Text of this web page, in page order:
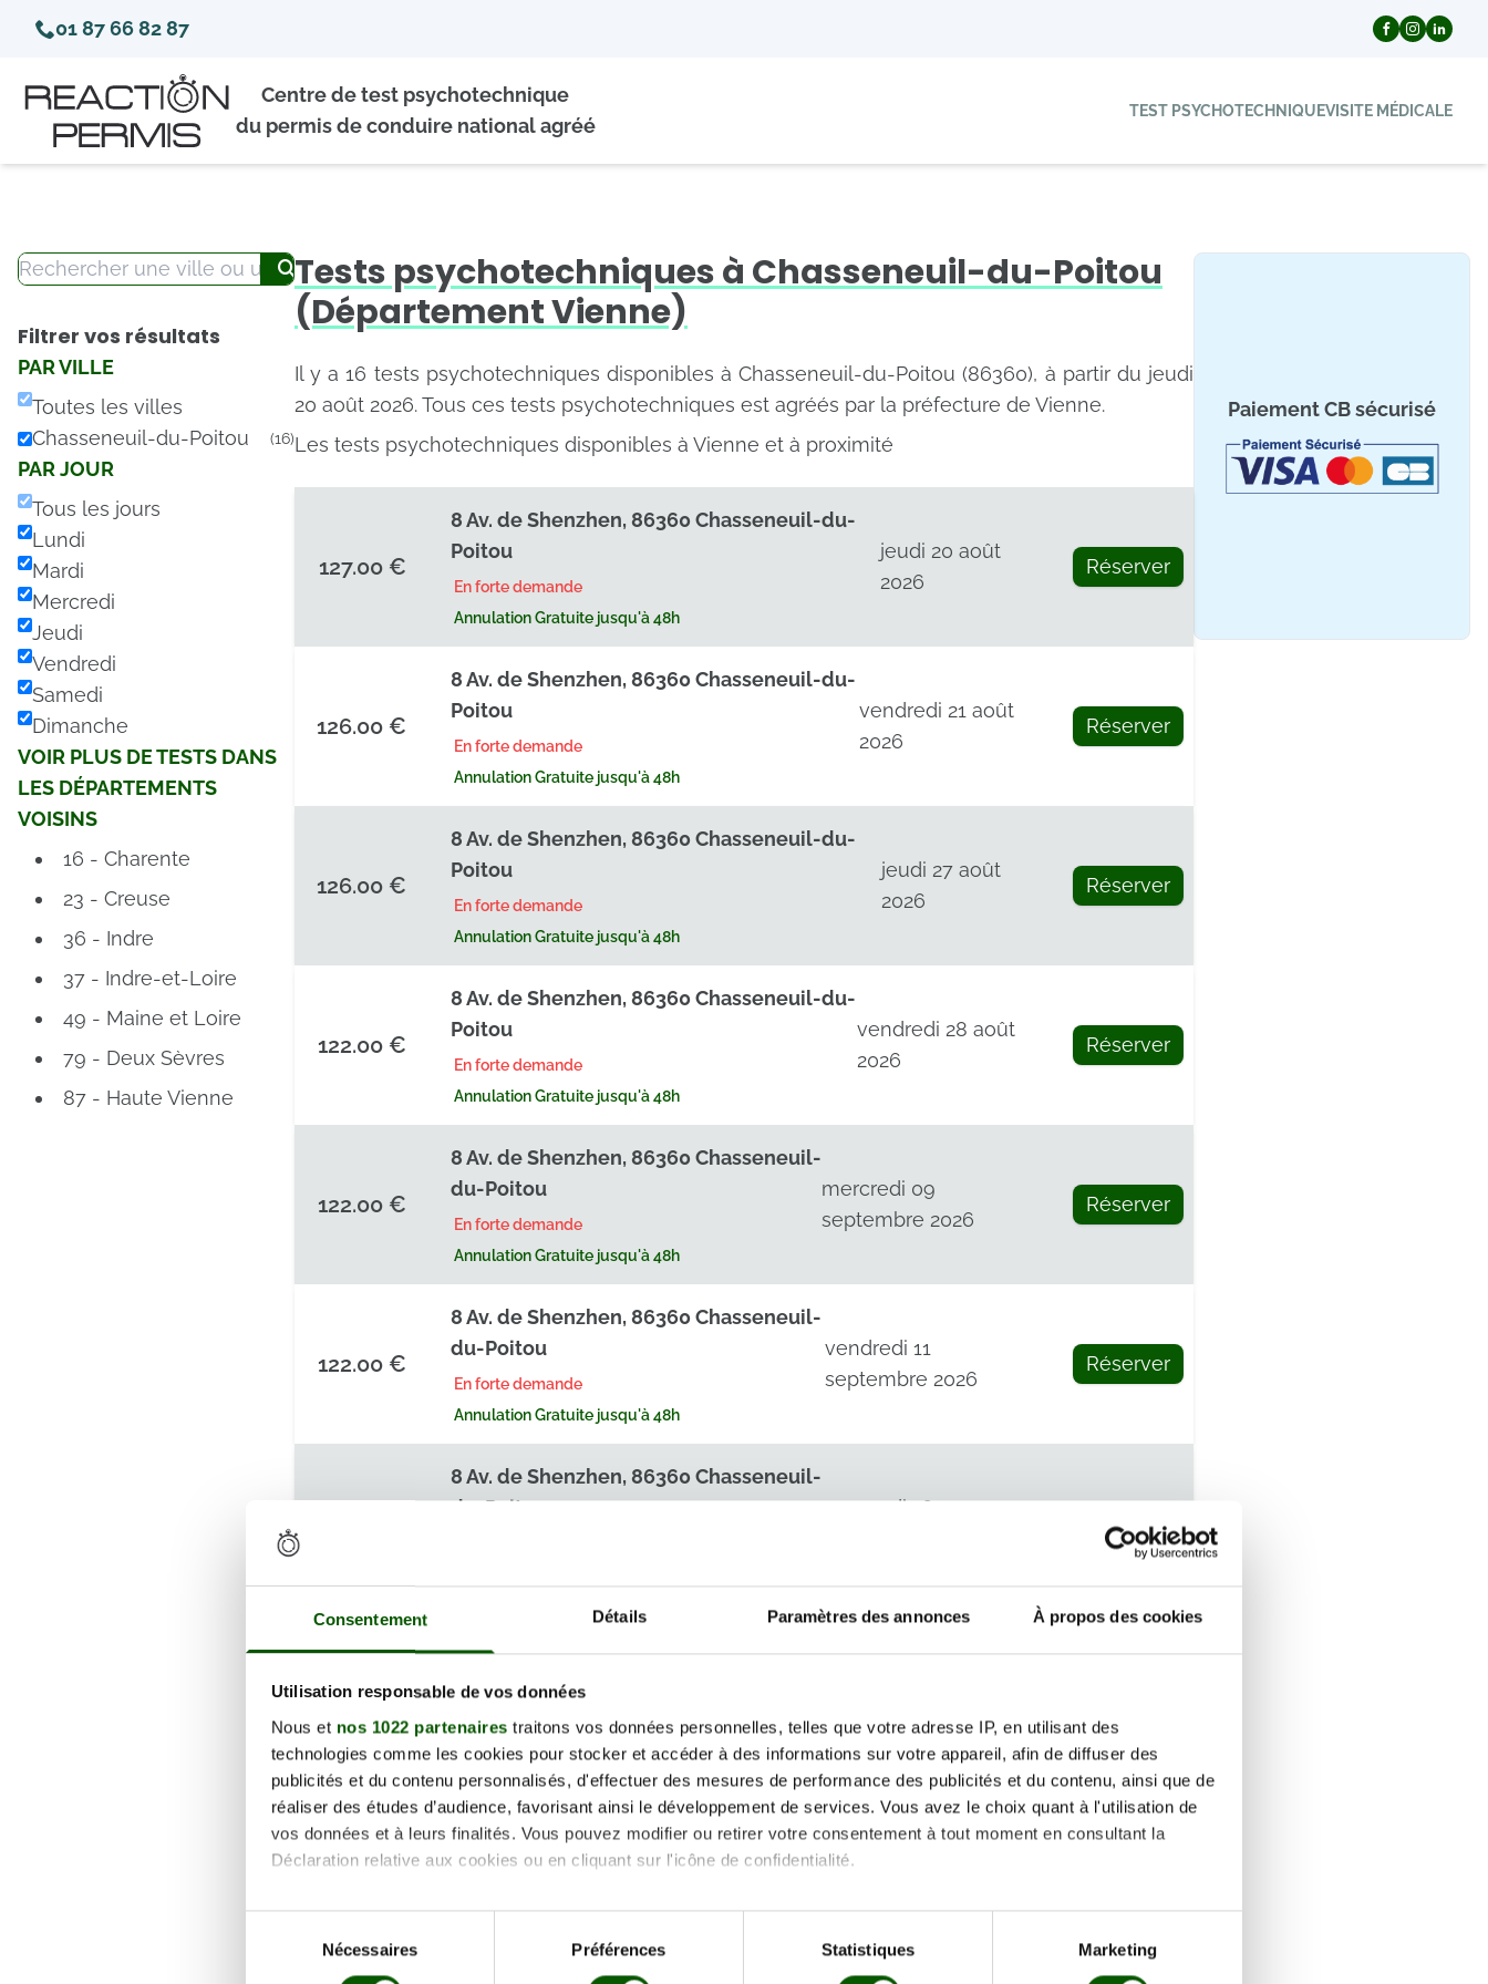
Consentement Détails Paramètres des annonces À propos des cookies
Utilisation responsable de vos données
Nous et nos 1022 partenaires traitons vos données personnelles, telles que votre adresse IP, en utilisant des
technologies comme les cookies pour stocker et accéder à des informations sur votre appareil, afin de diffuser des
publicités et du contenu personnalisés, d'effectuer des mesures de performance des publicités et du contenu, ainsi que de
réaliser des études d’audience, favorisant ainsi le développement de services. Vous avez le choix quant à l'utilisation de
vos données et à leurs finalités. Vous pouvez modifier ou retirer votre consentement à tout moment en consultant la
Déclaration relative aux cookies ou en cliquant sur l'icône de confidentialité.
Si vous le permettez, nous aimerions également :
Collecter des informations sur votre localisation géographique qui peuvent être précises à plusieurs mètres près
consentement
Nécessaires Préférences Statistiques Marketing
01 87 66 82 87
Centre de test psychotechnique
du permis de conduire national agréé
TEST PSYCHOTECHNIQUEVISITE MÉDICALE
Filtrer vos résultats
PAR VILLE
Toutes les villes
Chasseneuil-du-Poitou
(16)
PAR JOUR
Tous les jours
Lundi
Mardi
Mercredi
Jeudi
Vendredi
Samedi
Dimanche
VOIR PLUS DE TESTS DANS
LES DÉPARTEMENTS
VOISINS
16 - Charente
23 - Creuse
36 - Indre
37 - Indre-et-Loire
49 - Maine et Loire
79 - Deux Sèvres
87 - Haute Vienne
Tests psychotechniques à Chasseneuil-du-Poitou
(Département Vienne)
Il y a 16 tests psychotechniques disponibles à Chasseneuil-du-Poitou (86360), à partir du jeudi
20 août 2026. Tous ces tests psychotechniques est agréés par la préfecture de Vienne.
Les tests psychotechniques disponibles à Vienne et à proximité
127.00 €
8 Av. de Shenzhen, 86360 Chasseneuil-du-
Poitou
En forte demande
Annulation Gratuite jusqu'à 48h
jeudi 20 août
2026
Réserver
126.00 €
8 Av. de Shenzhen, 86360 Chasseneuil-du-
Poitou
En forte demande
Annulation Gratuite jusqu'à 48h
vendredi 21 août
2026
Réserver
126.00 €
8 Av. de Shenzhen, 86360 Chasseneuil-du-
Poitou
En forte demande
Annulation Gratuite jusqu'à 48h
jeudi 27 août
2026
Réserver
122.00 €
8 Av. de Shenzhen, 86360 Chasseneuil-du-
Poitou
En forte demande
Annulation Gratuite jusqu'à 48h
vendredi 28 août
2026
Réserver
122.00 €
8 Av. de Shenzhen, 86360 Chasseneuil-
du-Poitou
En forte demande
Annulation Gratuite jusqu'à 48h
mercredi 09
septembre 2026
Réserver
122.00 €
8 Av. de Shenzhen, 86360 Chasseneuil-
du-Poitou
En forte demande
Annulation Gratuite jusqu'à 48h
vendredi 11
septembre 2026
Réserver
8 Av. de Shenzhen, 86360 Chasseneuil-
du-Poitou
mercredi 16
Réserver
122.00 €
En forte demande
Annulation Gratuite jusqu'à 48h
122.00 €
8 Av. de Shenzhen, 86360 Chasseneuil-
du-Poitou
En forte demande
mercredi 07 octobre
2026
Réserver
8 Av. de Shenzhen, 86360 Chasseneuil-
Paiement CB sécurisé